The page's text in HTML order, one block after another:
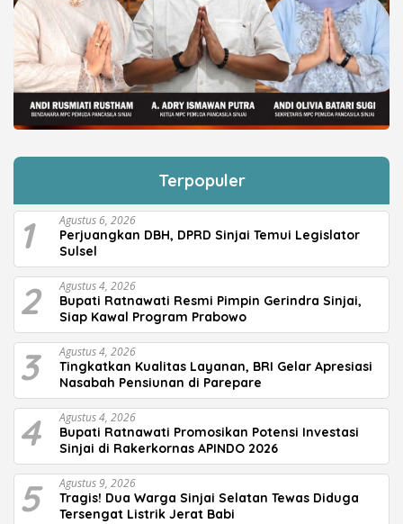
Terpopuler
1 Agustus 6, 2026
Perjuangkan DBH, DPRD Sinjai Temui Legislator
Sulsel
2 Agustus 4, 2026
Bupati Ratnawati Resmi Pimpin Gerindra Sinjai,
Siap Kawal Program Prabowo
3 Agustus 4, 2026
Tingkatkan Kualitas Layanan, BRI Gelar Apresiasi
Nasabah Pensiunan di Parepare
4 Agustus 4, 2026
Bupati Ratnawati Promosikan Potensi Investasi
Sinjai di Rakerkornas APINDO 2026
5 Agustus 9, 2026
Tragis! Dua Warga Sinjai Selatan Tewas Diduga
Tersengat Listrik Jerat Babi